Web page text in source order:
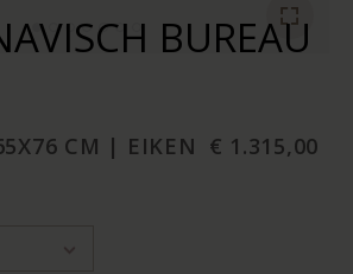
BUREAU
CM | EIKEN € 1.315,00